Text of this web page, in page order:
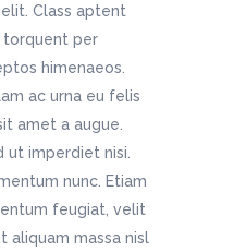
Class aptent
torquent per
himenaeos.
ac urna eu felis
amet a augue.
ut imperdiet nisi.
nunc. Etiam
feugiat, velit
aliquam massa nisl